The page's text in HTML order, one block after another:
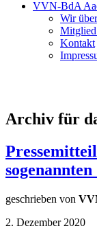
VVN-BdA
Wir
Kontakt
Archiv für
geschrieben von
2. Dezember 2020